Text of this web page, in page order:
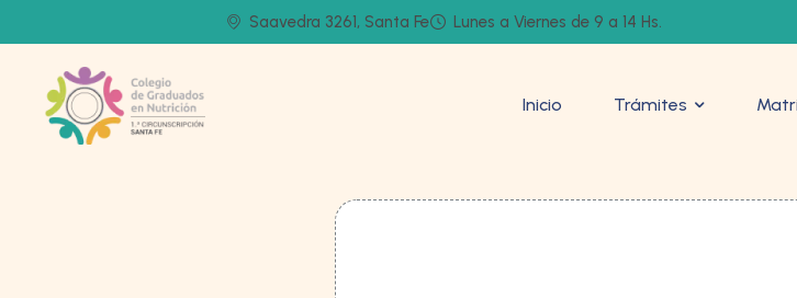
Saavedra 3261, Santa Fe Lunes a Viernes de 9 a 14 Hs.
Inicio Trámites